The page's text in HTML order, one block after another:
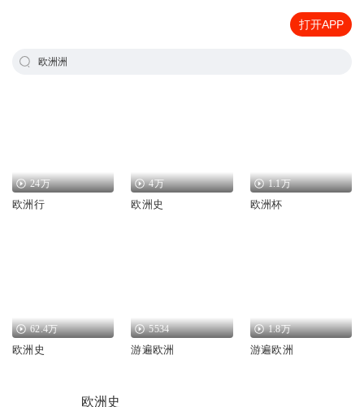
打开APP
欧洲洲
24万
欧洲行
4万
欧洲史
1.1万
欧洲杯
62.4万
欧洲史
5534
游遍欧洲
1.8万
游遍欧洲
欧洲史